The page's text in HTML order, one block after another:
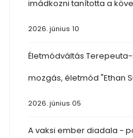
imádkozni tanította a
2026. június 10
Életmódváltás
mozgás, életmód "Ethan
2026. június 05
A vaksi ember diadala -